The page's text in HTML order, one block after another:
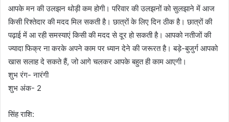
आपके मन की उलझन थोड़ी कम होगी। परिवार की उलझनों को सुलझाने में आज
किसी रिश्तेदार की मदद मिल सकती है। छात्रों के लिए दिन ठीक है। छात्रों की
पढ़ाई में आ रही समस्याएं किसी की मदद से दूर हो सकती है। आपको नतीजों की
ज्यादा फिक्र ना करके अपने काम पर ध्यान देने की जरूरत है। बड़े-बुजुर्ग आपको
खास सलाह दे सकते हैं, जो आगे चलकर आपके बहुत ही काम आएगी।
शुभ रंग- नारंगी
शुभ अंक- 2
सिंह राशि: